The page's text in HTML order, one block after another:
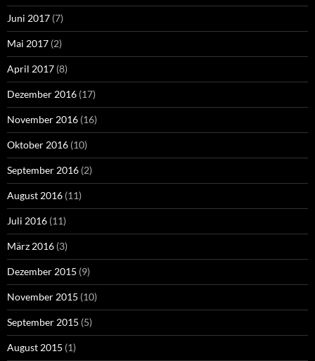
Juni 2017 (7)
Mai 2017 (2)
April 2017 (8)
Dezember 2016 (17)
November 2016 (16)
Oktober 2016 (10)
September 2016 (2)
August 2016 (11)
Juli 2016 (11)
März 2016 (3)
Dezember 2015 (9)
November 2015 (10)
September 2015 (5)
August 2015 (1)